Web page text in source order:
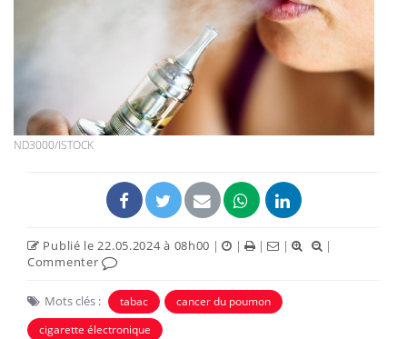
ND3000/ISTOCK
Publié le 22.05.2024 à 08h00 | | | |
|
Commenter
Mots clés : tabac
cancer du poumon
cigarette électronique